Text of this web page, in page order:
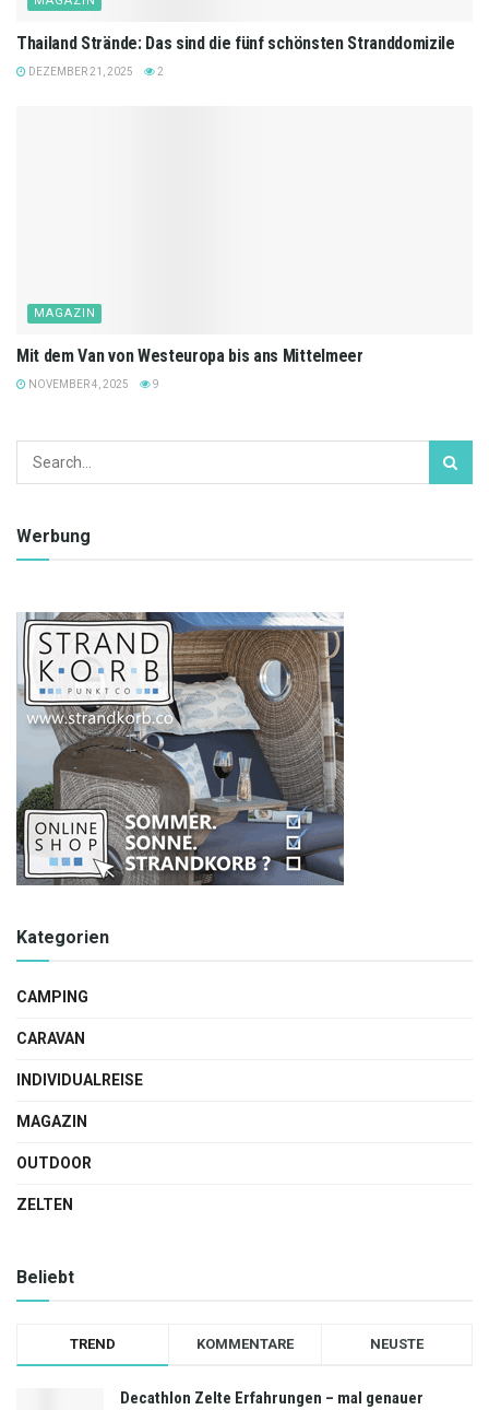
Thailand Strände: Das sind die fünf schönsten Stranddomizile
DEZEMBER 21, 2025 2
MAGAZIN
Mit dem Van von Westeuropa bis ans Mittelmeer
NOVEMBER 4, 2025 9
Werbung
Kategorien
CAMPING
CARAVAN
INDIVIDUALREISE
MAGAZIN
OUTDOOR
ZELTEN
Beliebt
TREND KOMMENTARE NEUSTE
Decathlon Zelte Erfahrungen – mal genauer